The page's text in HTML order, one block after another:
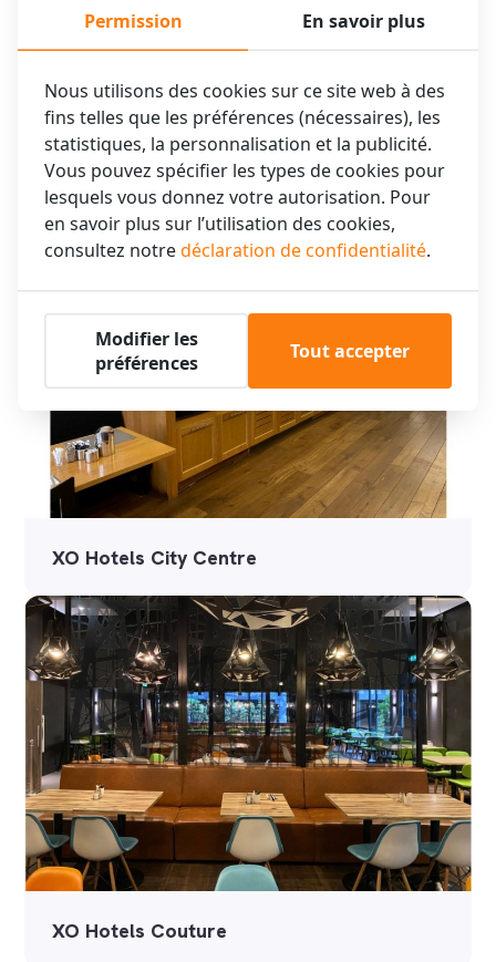
XO Hotels Blue Tower
XO Hotels City Centre
XO Hotels Couture
Permission En savoir plus
Nous utilisons des cookies sur ce site web à des
fins telles que les préférences (nécessaires), les
statistiques, la personnalisation et la publicité.
Vous pouvez spécifier les types de cookies pour
lesquels vous donnez votre autorisation. Pour
en savoir plus sur l’utilisation des cookies,
consultez notredéclaration de confidentialité.
Modifier les
préférences
Tout accepter